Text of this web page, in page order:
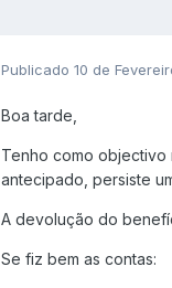
Publicado 10 de
Boa tarde,
Tenho como objectivo
antecipado, persiste
A devolução do
Se fiz bem as contas: